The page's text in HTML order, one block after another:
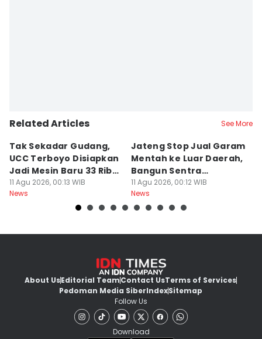
Related Articles See More
Tak Sekadar Gudang,
UCC Terboyo Disiapkan
Jadi Mesin Baru 33 Ribu
UMKM
11 Agu 2026, 00:13 WIB
News
Jateng Stop Jual Garam
Mentah ke Luar Daerah,
Bangun Sentra
Pengolahan
11 Agu 2026, 00:12 WIB
News
About UsEditorial TeamContact UsTerms of Services
Pedoman Media SiberIndexSitemap
Follow Us
Download